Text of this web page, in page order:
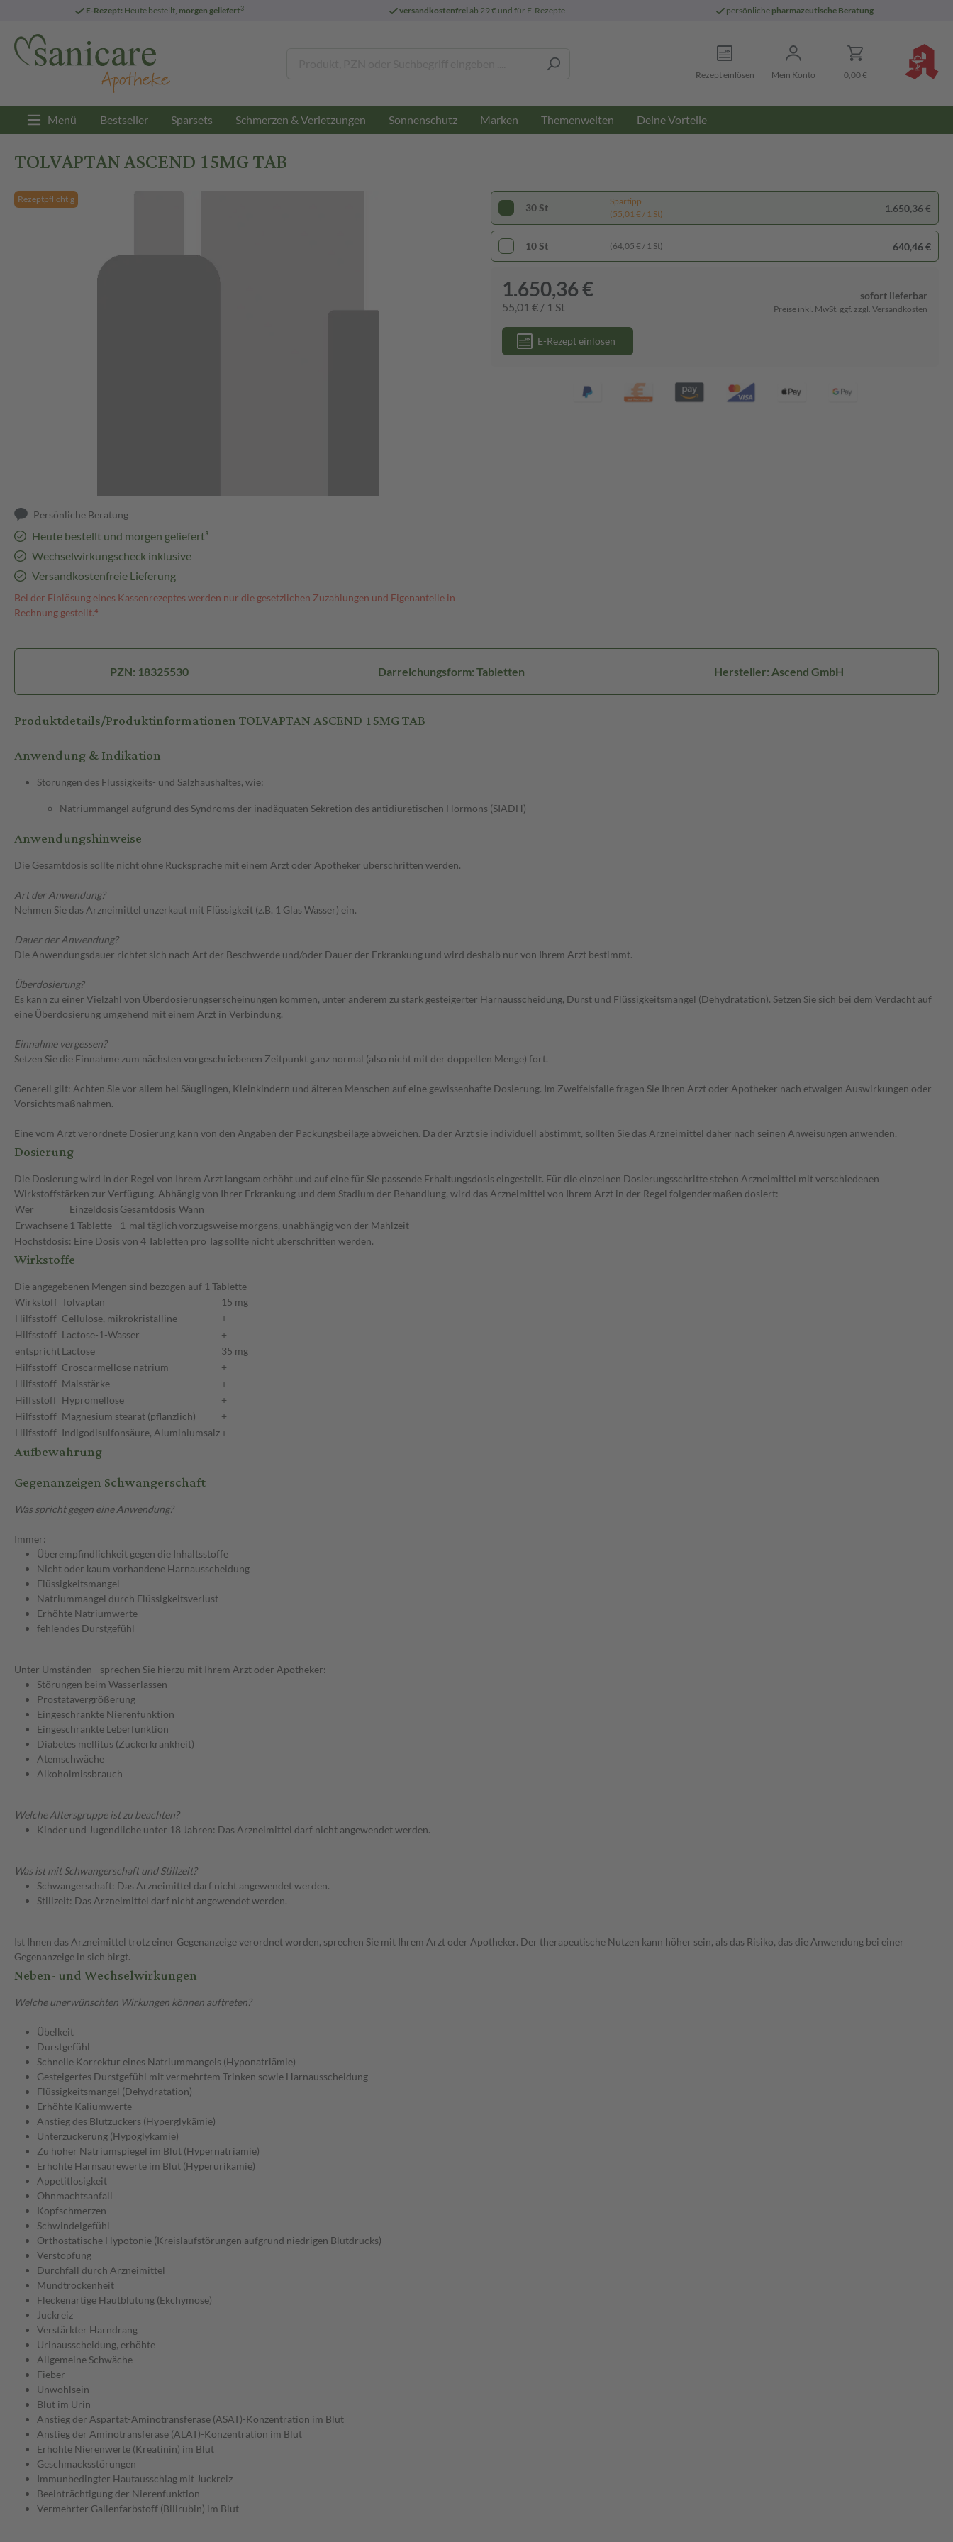
E-Rezept: Heute bestellt, morgen geliefert3 versandkostenfreiab 29 € und für E-Rezepte persönliche pharmazeutische Beratung
Rezept einlösen Mein Konto 0,00 €
Menü Bestseller Sparsets Schmerzen & Verletzungen Sonnenschutz Marken Themenwelten Deine Vorteile
TOLVAPTAN ASCEND 15MG TAB
Rezeptpflichtig
Persönliche Beratung
Heute bestellt und morgen geliefert³
Wechselwirkungscheck inklusive
Versandkostenfreie Lieferung
Bei der Einlösung eines Kassenrezeptes werden nur die gesetzlichen Zuzahlungen und Eigenanteile in
Rechnung gestellt.⁴
30 St
Spartipp
(55,01 € / 1 St)
1.650,36 €
10 St (64,05 € / 1 St) 640,46 €
1.650,36 €
55,01 € / 1 St
sofort lieferbar
Preise inkl. MwSt. ggf. zzgl. Versandkosten
E-Rezept einlösen
PZN: 18325530 Darreichungsform: Tabletten Hersteller: Ascend GmbH
Produktdetails/Produktinformationen TOLVAPTAN ASCEND 15MG TAB
Anwendung & Indikation
Störungen des Flüssigkeits- und Salzhaushaltes, wie:
Natriummangel aufgrund des Syndroms der inadäquaten Sekretion des antidiuretischen Hormons (SIADH)
Anwendungshinweise
Die Gesamtdosis sollte nicht ohne Rücksprache mit einem Arzt oder Apotheker überschritten werden.
Art der Anwendung?
Nehmen Sie das Arzneimittel unzerkaut mit Flüssigkeit (z.B. 1 Glas Wasser) ein.
Dauer der Anwendung?
Die Anwendungsdauer richtet sich nach Art der Beschwerde und/oder Dauer der Erkrankung und wird deshalb nur von Ihrem Arzt bestimmt.
Überdosierung?
Es kann zu einer Vielzahl von Überdosierungserscheinungen kommen, unter anderem zu stark gesteigerter Harnausscheidung, Durst und Flüssigkeitsmangel (Dehydratation). Setzen Sie sich bei dem Verdacht auf
eine Überdosierung umgehend mit einem Arzt in Verbindung.
Einnahme vergessen?
Setzen Sie die Einnahme zum nächsten vorgeschriebenen Zeitpunkt ganz normal (also nicht mit der doppelten Menge) fort.
Generell gilt: Achten Sie vor allem bei Säuglingen, Kleinkindern und älteren Menschen auf eine gewissenhafte Dosierung. Im Zweifelsfalle fragen Sie Ihren Arzt oder Apotheker nach etwaigen Auswirkungen oder
Vorsichtsmaßnahmen.
Eine vom Arzt verordnete Dosierung kann von den Angaben der Packungsbeilage abweichen. Da der Arzt sie individuell abstimmt, sollten Sie das Arzneimittel daher nach seinen Anweisungen anwenden.
Dosierung
Die Dosierung wird in der Regel von Ihrem Arzt langsam erhöht und auf eine für Sie passende Erhaltungsdosis eingestellt. Für die einzelnen Dosierungsschritte stehen Arzneimittel mit verschiedenen
Wirkstoffstärken zur Verfügung. Abhängig von Ihrer Erkrankung und dem Stadium der Behandlung, wird das Arzneimittel von Ihrem Arzt in der Regel folgendermaßen dosiert:
Wer
Einzeldosis Gesamtdosis Wann
Erwachsene 1 Tablette 1-mal täglichvorzugsweise morgens, unabhängig von der Mahlzeit
Höchstdosis: Eine Dosis von 4 Tabletten pro Tag sollte nicht überschritten werden.
Wirkstoffe
Die angegebenen Mengen sind bezogen auf 1 Tablette
Wirkstoff Tolvaptan
15 mg
Hilfsstoff Cellulose, mikrokristalline
+
Hilfsstoff Lactose-1-Wasser
+
entsprichtLactose
35 mg
Hilfsstoff Croscarmellose natrium
+
Hilfsstoff Maisstärke
+
Hilfsstoff Hypromellose
+
Hilfsstoff Magnesium stearat (pflanzlich)
+
Hilfsstoff Indigodisulfonsäure, Aluminiumsalz+
Aufbewahrung
Gegenanzeigen Schwangerschaft
Was spricht gegen eine Anwendung?
Immer:
Überempfindlichkeit gegen die Inhaltsstoffe
Nicht oder kaum vorhandene Harnausscheidung
Flüssigkeitsmangel
Natriummangel durch Flüssigkeitsverlust
Erhöhte Natriumwerte
fehlendes Durstgefühl
Unter Umständen - sprechen Sie hierzu mit Ihrem Arzt oder Apotheker:
Störungen beim Wasserlassen
Prostatavergrößerung
Eingeschränkte Nierenfunktion
Eingeschränkte Leberfunktion
Diabetes mellitus (Zuckerkrankheit)
Atemschwäche
Alkoholmissbrauch
Welche Altersgruppe ist zu beachten?
Kinder und Jugendliche unter 18 Jahren: Das Arzneimittel darf nicht angewendet werden.
Was ist mit Schwangerschaft und Stillzeit?
Schwangerschaft: Das Arzneimittel darf nicht angewendet werden.
Stillzeit: Das Arzneimittel darf nicht angewendet werden.
Ist Ihnen das Arzneimittel trotz einer Gegenanzeige verordnet worden, sprechen Sie mit Ihrem Arzt oder Apotheker. Der therapeutische Nutzen kann höher sein, als das Risiko, das die Anwendung bei einer
Gegenanzeige in sich birgt.
Neben- und Wechselwirkungen
Welche unerwünschten Wirkungen können auftreten?
Übelkeit
Durstgefühl
Schnelle Korrektur eines Natriummangels (Hyponatriämie)
Gesteigertes Durstgefühl mit vermehrtem Trinken sowie Harnausscheidung
Flüssigkeitsmangel (Dehydratation)
Erhöhte Kaliumwerte
Anstieg des Blutzuckers (Hyperglykämie)
Unterzuckerung (Hypoglykämie)
Zu hoher Natriumspiegel im Blut (Hypernatriämie)
Erhöhte Harnsäurewerte im Blut (Hyperurikämie)
Appetitlosigkeit
Ohnmachtsanfall
Kopfschmerzen
Schwindelgefühl
Orthostatische Hypotonie (Kreislaufstörungen aufgrund niedrigen Blutdrucks)
Verstopfung
Durchfall durch Arzneimittel
Mundtrockenheit
Fleckenartige Hautblutung (Ekchymose)
Juckreiz
Verstärkter Harndrang
Urinausscheidung, erhöhte
Allgemeine Schwäche
Fieber
Unwohlsein
Blut im Urin
Anstieg der Aspartat-Aminotransferase (ASAT)-Konzentration im Blut
Anstieg der Aminotransferase (ALAT)-Konzentration im Blut
Erhöhte Nierenwerte (Kreatinin) im Blut
Geschmacksstörungen
Immunbedingter Hautausschlag mit Juckreiz
Beeinträchtigung der Nierenfunktion
Vermehrter Gallenfarbstoff (Bilirubin) im Blut